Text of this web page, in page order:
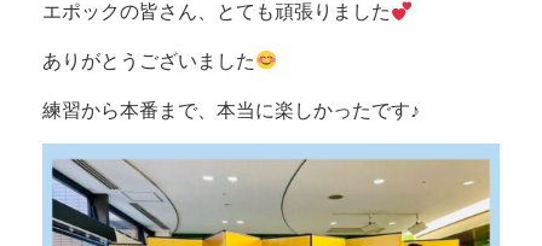
エポックの皆さん、とても頑張りました
ありがとうございました
練習から本番まで、本当に楽しかったです♪